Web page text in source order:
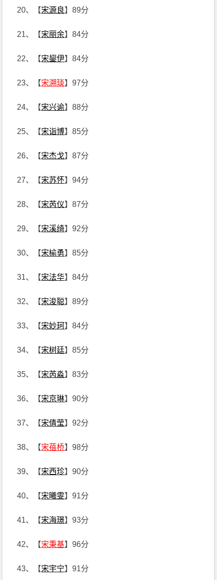
20、【宋源良】89分
21、【宋丽余】84分
22、【宋鋆伊】84分
23、【宋溯琰】97分
24、【宋兴谕】88分
25、【宋诣博】85分
26、【宋杰戈】87分
27、【宋苏怀】94分
28、【宋芮仪】87分
29、【宋溪绮】92分
30、【宋榆勇】85分
31、【宋法华】84分
32、【宋浚聪】89分
33、【宋妙珂】84分
34、【宋树廷】85分
35、【宋芮淼】83分
36、【宋京琳】90分
37、【宋倩莹】92分
38、【宋蓓桥】98分
39、【宋西珍】90分
40、【宋曦雯】91分
41、【宋海璟】93分
42、【宋秉基】96分
43、【宋宇宁】91分